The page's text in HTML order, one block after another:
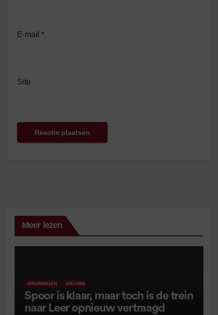
E-mail *
Site
Meer lezen
GRONINGEN NIEUWS
Spoor is klaar, maar toch is de trein
naar Leer opnieuw vertraagd